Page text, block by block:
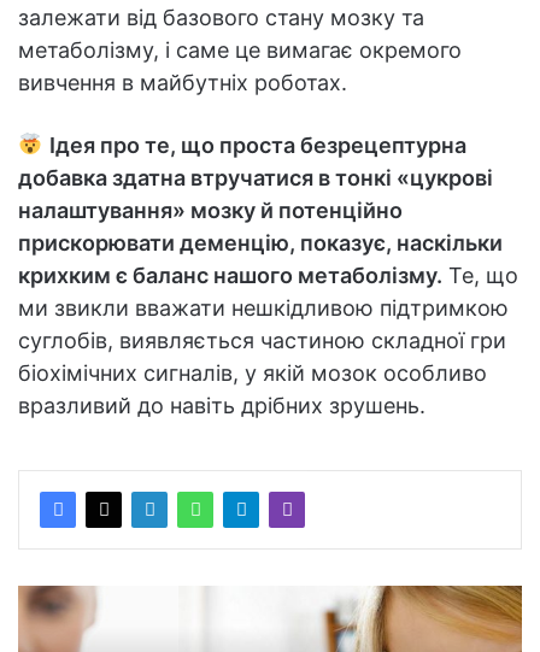
залежати від базового стану мозку та
метаболізму, і саме це вимагає окремого
вивчення в майбутніх роботах.
Ідея про те, що проста безрецептурна
добавка здатна втручатися в тонкі «цукрові
налаштування» мозку й потенційно
прискорювати деменцію, показує, наскільки
крихким є баланс нашого метаболізму. Те, що
ми звикли вважати нешкідливою підтримкою
суглобів, виявляється частиною складної гри
біохімічних сигналів, у якій мозок особливо
вразливий до навіть дрібних зрушень.